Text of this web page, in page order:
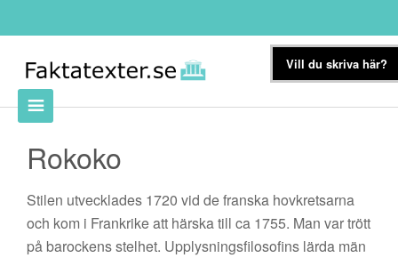
Rokoko
Stilen utvecklades 1720 vid de franska hovkretsarna
och kom i Frankrike att härska till ca 1755. Man var trött
på barockens stelhet. Upplysningsfilosofins lärda män
Vill du skriva här?